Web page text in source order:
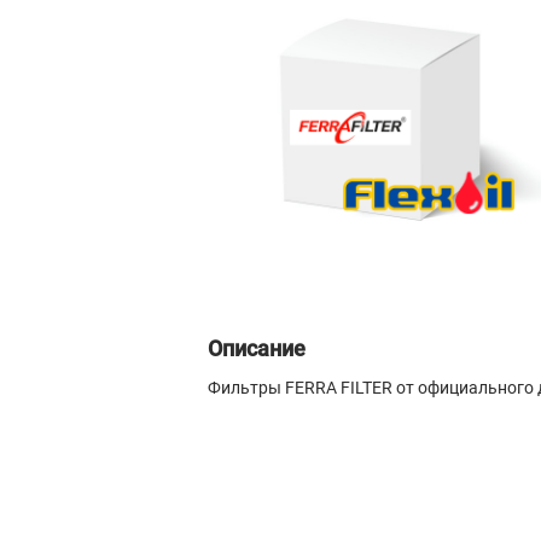
Описание
Фильтры FERRA FILTER от официального